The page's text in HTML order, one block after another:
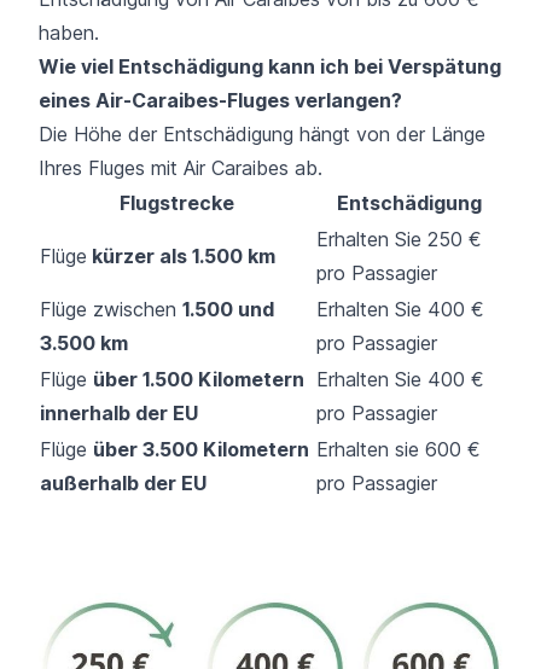
haben.
Wie viel Entschädigung kann ich bei Verspätung
eines Air-Caraibes-Fluges verlangen?
Die Höhe der Entschädigung hängt von der Länge
Ihres Fluges mit Air Caraibes ab.
Flugstrecke
Entschädigung
Flüge kürzer als 1.500 km
Erhalten Sie 250 €
pro Passagier
Flüge zwischen 1.500 und
3.500 km
Erhalten Sie 400 €
pro Passagier
Flüge über 1.500 Kilometern
innerhalb der EU
Erhalten Sie 400 €
pro Passagier
Flüge über 3.500 Kilometern
außerhalb der EU
Erhalten sie 600 €
pro Passagier